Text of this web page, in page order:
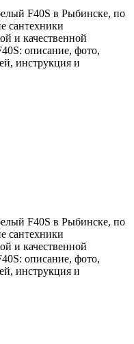
F40S в Рыбинске, по
сантехники
и качественной
описание, фото,
инструкция и
F40S в Рыбинске, по
сантехники
и качественной
описание, фото,
инструкция и